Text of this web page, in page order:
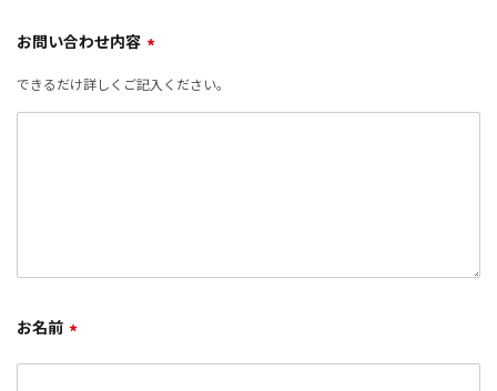
お問い合わせ内容 *
できるだけ詳しくご記入ください。
お名前 *